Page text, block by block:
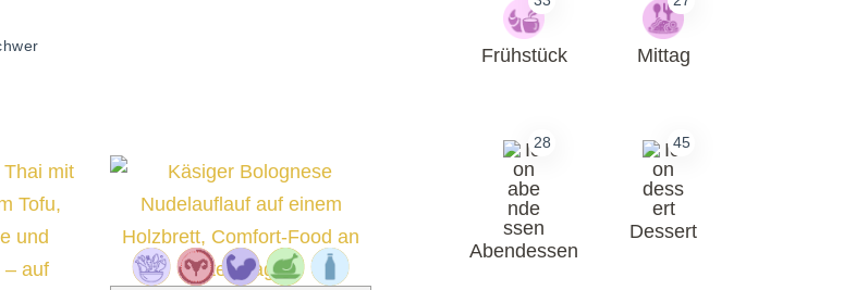
Frühstück Mittag
28
Abendessen
45
Dessert